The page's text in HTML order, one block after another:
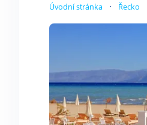
Úvodní stránka Řecko